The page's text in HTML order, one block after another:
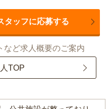
タッフに応募する
など求人概要のご案内
TOP